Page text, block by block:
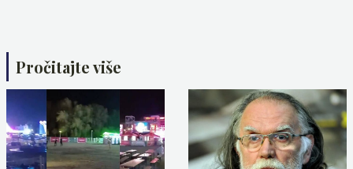
Pročitajte više